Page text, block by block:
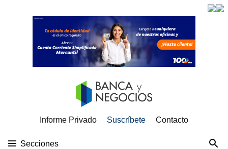
Informe Privado Suscríbete Contacto
Secciones